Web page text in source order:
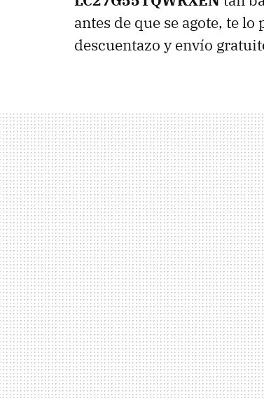
antes de que se agote, te
descuentazo y envío